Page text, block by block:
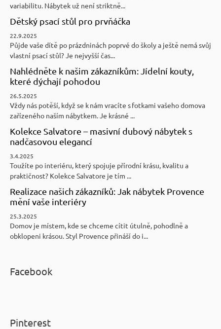
variabilitu. Nábytek už není striktně...
Dětský psací stůl pro prvňáčka
22.9.2025
Půjde vaše dítě po prázdninách poprvé do školy a ještě nemá svůj
vlastní psací stůl? Je nejvyšší čas...
Nahlédněte k našim zákazníkům: Jídelní kouty,
které dýchají pohodou
26.5.2025
Vždy nás potěší, když se k nám vracíte s fotkami vašeho domova
zařízeného naším nábytkem. Je krásné ...
Kolekce Salvatore – masivní dubový nábytek s
nadčasovou elegancí
3.4.2025
Toužíte po interiéru, který spojuje přírodní krásu, kvalitu a
praktičnost? Kolekce Salvatore je tím ...
Realizace našich zákazníků: Jak nábytek Provence
mění vaše interiéry
25.3.2025
Domov je místem, kde se chceme cítit útulně, pohodlně a
obklopeni krásou. Styl Provence přináší do i...
Facebook
Pinterest